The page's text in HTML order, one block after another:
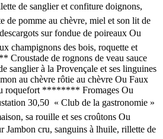
de sanglier et confiture doignons,
de pomme au chèvre, miel et son lit de
sur fondue de poireaux Ou
champignons des bois, roquette et
de rognons de veau sauce
sanglier à la Provençale et ses linguines
au chèvre rôtie au chèvre Ou Faux
roquefort ******** Fromages Ou
30,50  « Club de la gastronomie »
sa rouille et ses croûtons Ou
Jambon cru, sanguins à lhuile, rillette de